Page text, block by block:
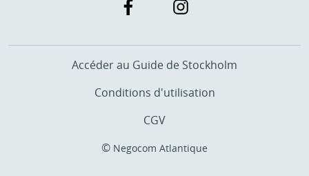
Accéder au Guide de Stockholm
Conditions d'utilisation
CGV
© Negocom Atlantique